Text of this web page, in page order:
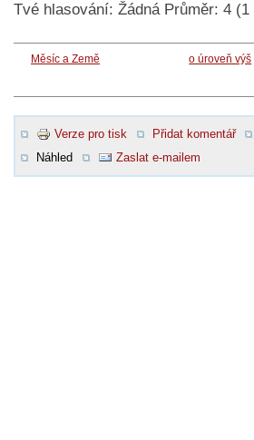
Tvé hlasování: Žádná Průměr: 4 (1
Měsíc a Země o úroveň výš
Verze pro tisk Přidat komentář
Náhled
Zaslat e-mailem